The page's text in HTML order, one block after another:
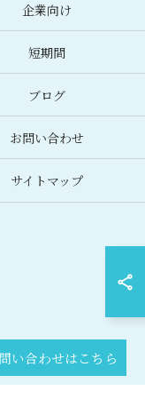
い合わせはこちら
企業向け
短期間
ブログ
お問い合わせ
サイトマップ
社GrowingUp ALL RIGHTS